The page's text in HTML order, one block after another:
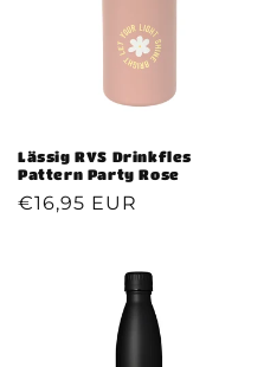
Lässig RVS Drinkfles
Pattern Party Rose
Normale
€16,95 EUR